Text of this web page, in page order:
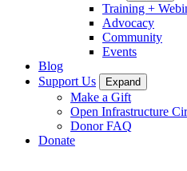
Training +
Advocacy
Community
Events
Blog
Support Us
Expand
Make a Gift
Open Infrastructure
Donor FAQ
Donate